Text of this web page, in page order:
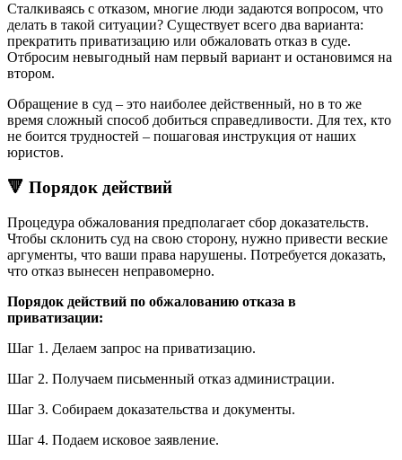
Сталкиваясь с отказом, многие люди задаются вопросом, что
делать в такой ситуации? Существует всего два варианта:
прекратить приватизацию или обжаловать отказ в суде.
Отбросим невыгодный нам первый вариант и остановимся на
втором.
Обращение в суд – это наиболее действенный, но в то же
время сложный способ добиться справедливости. Для тех, кто
не боится трудностей – пошаговая инструкция от наших
юристов.
🔻 Порядок действий
Процедура обжалования предполагает сбор доказательств.
Чтобы склонить суд на свою сторону, нужно привести веские
аргументы, что ваши права нарушены. Потребуется доказать,
что отказ вынесен неправомерно.
Порядок действий по обжалованию отказа в
приватизации:
Шаг 1. Делаем запрос на приватизацию.
Шаг 2. Получаем письменный отказ администрации.
Шаг 3. Собираем доказательства и документы.
Шаг 4. Подаем исковое заявление.